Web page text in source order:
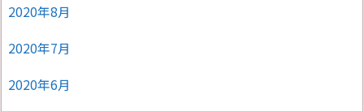
2020年8月
2020年7月
2020年6月